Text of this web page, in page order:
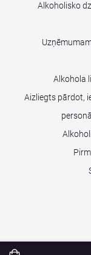
Alkoholisko
Alkohola
Aizliegts pārdot,